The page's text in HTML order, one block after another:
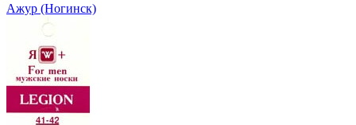
Ажур (Ногинск)